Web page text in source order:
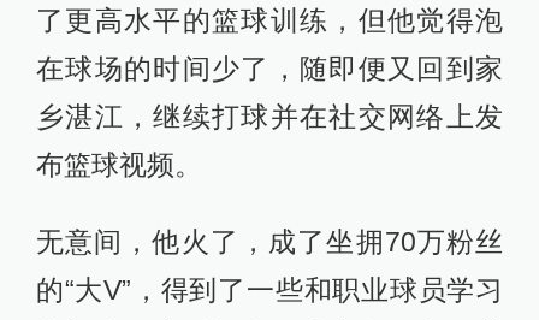
了更高水平的篮球训练，但他觉得泡
在球场的时间少了，随即便又回到家
乡湛江，继续打球并在社交网络上发
布篮球视频。
无意间，他火了，成了坐拥70万粉丝
的“大V”，得到了一些和职业球员学习